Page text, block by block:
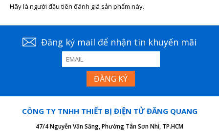
Hãy là người đầu tiên đánh giá sản phẩm này.
Đăng ký mail để nhận tin khuyến mãi
CÔNG TY TNHH THIẾT BỊ ĐIỆN TỬ ĐĂNG QUANG
47/4 Nguyễn Văn Săng, Phường Tân Sơn Nhì, TP.HCM